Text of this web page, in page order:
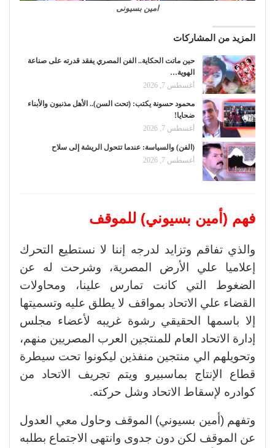
امين بسيونى
المزيد من المشاركات
حين ماتت الحكاية.. الفن المصري يفقد قدرته على صناعة
الهوية…
أغسطس 7, 2026
محمود حسونة يكتب: (تحت السن).. الأهل مذنبون والأبناء
ضحايا!
أغسطس 7, 2026
(الفن) والسياسة: عندما تتحول الريشة إلى سلاح
أغسطس 7, 2026
فهم (أمين بسيوني) للموقف
والذي تفاقم وتزايد لدرجه إننا لا نستطيع التحرك
إعلاميا علي الأرض المصرية، وشرحت له عن
الضغوط التي كانت تمارس علينا، ومحاولات
القضاء علي الاتحاد بمواقف لا يطلق عليه وتسميتها
إلا باسمها الحقيقي رشوة غريبه لأعضاء مجلس
إدارة الاتحاد العام للمنتجين العرب المصريين منهم،
وتحويلهم الي منتجين منفذين ليكونوا تحت سيطرة
قطاع الإنتاج بماسبيرو ويتم تجريف الاتحاد من
كوادره لإسقاط الاتحاد وشل حركته.
وتفهم (أمين بسيوني) الموقف وحاول معي العدول
عن الموقف لكن دون جدوى وانتهى الاجتماع بطلبه